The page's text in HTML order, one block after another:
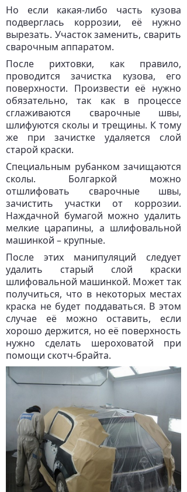
Но если какая-либо часть кузова
подверглась коррозии, её нужно
вырезать. Участок заменить, сварить
сварочным аппаратом.
После рихтовки, как правило,
проводится зачистка кузова, его
поверхности. Произвести её нужно
обязательно, так как в процессе
сглаживаются сварочные швы,
шлифуются сколы и трещины. К тому
же при зачистке удаляется слой
старой краски.
Специальным рубанком зачищаются
сколы. Болгаркой можно
отшлифовать сварочные швы,
зачистить участки от коррозии.
Наждачной бумагой можно удалить
мелкие царапины, а шлифовальной
машинкой – крупные.
После этих манипуляций следует
удалить старый слой краски
шлифовальной машинкой. Может так
получиться, что в некоторых местах
краска не будет поддаваться. В этом
случае её можно оставить, если
хорошо держится, но её поверхность
нужно сделать шероховатой при
помощи скотч-брайта.